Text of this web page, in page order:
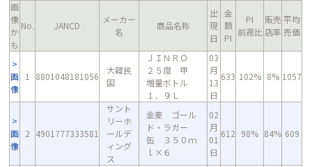
画
像
か
も
No. JANCD
メーカー
名
商品名称
出
現
日
金
額
PI
PI
前週比
販売
店率
平均
売価
画
像
1 8801048181056
大韓民
国
ＪＩＮＲＯ
２５度 甲
増量ボトル
１．９Ｌ
03
月
13
日
633 102% 8% 1057
画
像
2 4901777333581
サント
リーホ
ールデ
ィング
ス
金麦 ゴール
ド・ラガー
缶 ３５０ｍ
ｌ×６
02
月
01
日
612 98% 84% 609